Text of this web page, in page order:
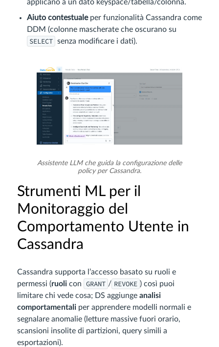
applicano a un dato keyspace/tabella/colonna.
Aiuto contestualeper funzionalità Cassandra come
DDM (colonne mascherate che oscurano su
SELECT senza modificare i dati).
Assistente LLM che guida la configurazione delle
policy per Cassandra.
Strumenti ML per il
Monitoraggio del
Comportamento Utente in
Cassandra
Cassandra supporta l’accesso basato su ruoli e
permessi (ruoli con GRANT / REVOKE ) così puoi
limitare chi vede cosa; DS aggiunge analisi
comportamentali per apprendere modelli normali e
segnalare anomalie (letture massive fuori orario,
scansioni insolite di partizioni, query simili a
esportazioni).